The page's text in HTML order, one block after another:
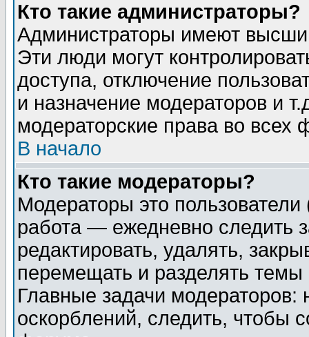
Кто такие администраторы?
Администраторы имеют
Эти люди могут
доступа, отключение
и назначение модераторов и
модераторские права во всех
В начало
Кто такие модераторы?
Модераторы это
работа — ежедневно следить
редактировать, удалять,
перемещать и разделять
Главные задачи
оскорблений, следить, чтобы